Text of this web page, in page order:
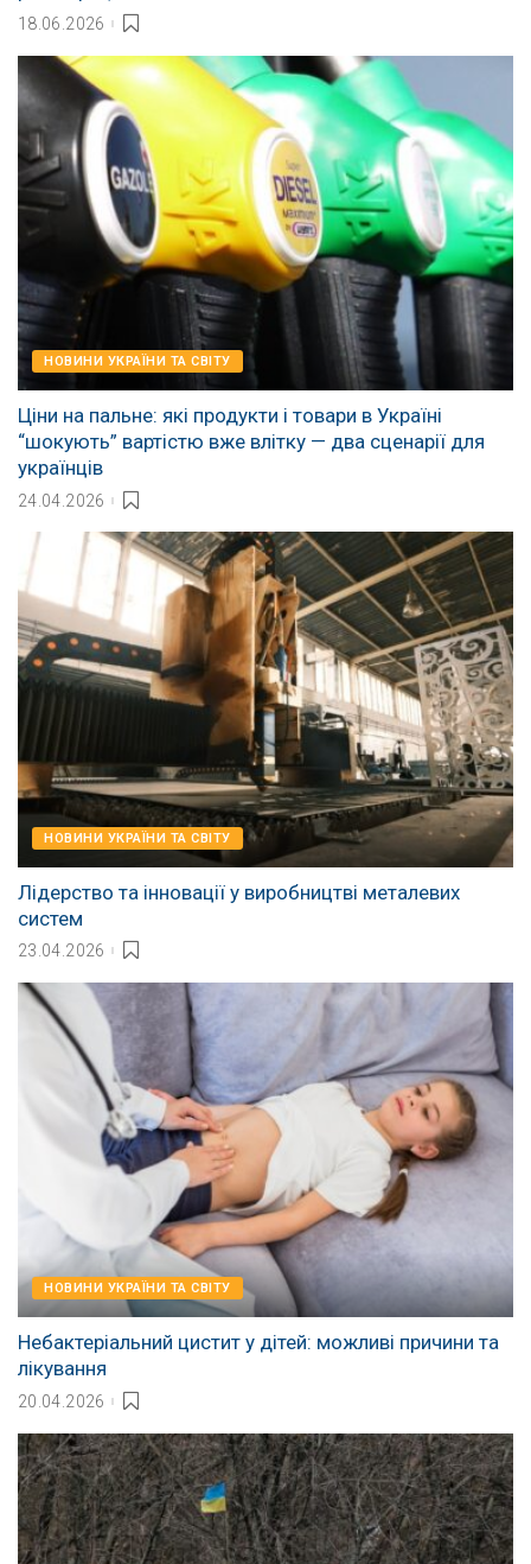
18.06.2026
НОВИНИ УКРАЇНИ ТА СВІТУ
Ціни на пальне: які продукти і товари в Україні
“шокують” вартістю вже влітку — два сценарії для
українців
24.04.2026
НОВИНИ УКРАЇНИ ТА СВІТУ
Лідерство та інновації у виробництві металевих
систем
23.04.2026
НОВИНИ УКРАЇНИ ТА СВІТУ
Небактеріальний цистит у дітей: можливі причини та
лікування
20.04.2026